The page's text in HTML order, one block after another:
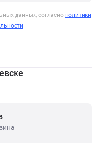
данных, согласно политики